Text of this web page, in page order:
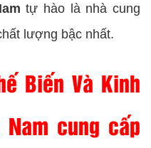
tự hào là nhà cung
lượng bậc nhất.
Biến Và Kinh
Nam cung cấp